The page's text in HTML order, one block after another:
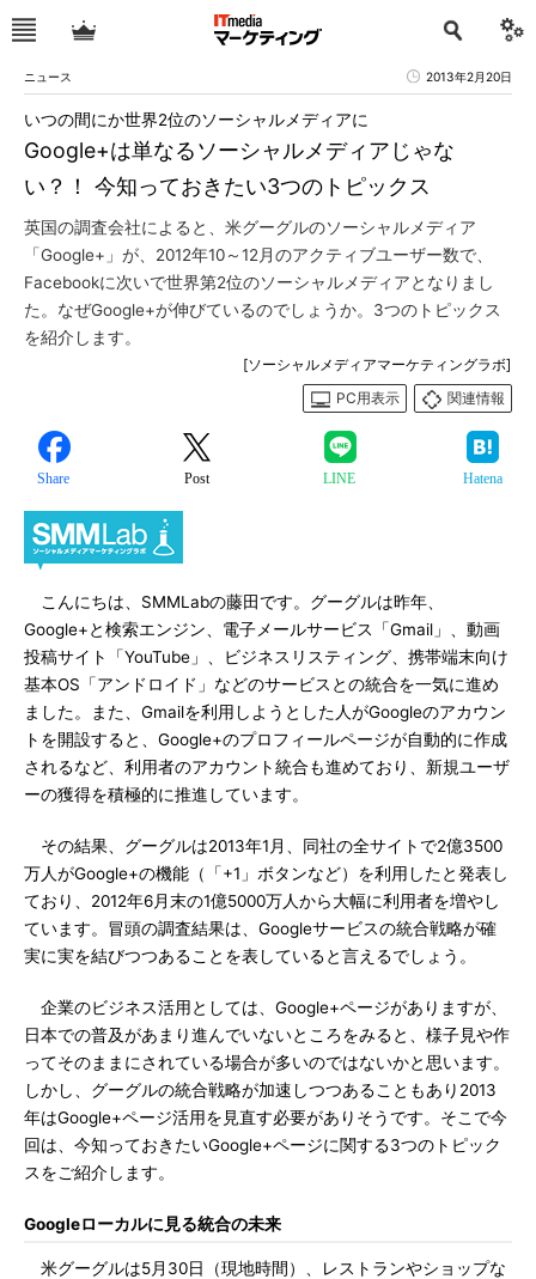
ニュース 2013年2月20日
Google+は単なるソーシャルメディアじゃな
い？！ 今知っておきたい3つのトピックス
いつの間にか世界2位のソーシャルメディアに
英国の調査会社によると、米グーグルのソーシャルメディア
「Google+」が、2012年10～12月のアクティブユーザー数で、
Facebookに次いで世界第2位のソーシャルメディアとなりまし
た。なぜGoogle+が伸びているのでしょうか。3つのトピックス
を紹介します。
[ソーシャルメディアマーケティングラボ]
PC用表示
関連情報
Share Post LINE Hatena
こんにちは、SMMLabの藤田です。グーグルは昨年、
Google+と検索エンジン、電子メールサービス「Gmail」、動画
投稿サイト「YouTube」、ビジネスリスティング、携帯端末向け
基本OS「アンドロイド」などのサービスとの統合を一気に進め
ました。また、Gmailを利用しようとした人がGoogleのアカウン
トを開設すると、Google+のプロフィールページが自動的に作成
されるなど、利用者のアカウント統合も進めており、新規ユーザ
ーの獲得を積極的に推進しています。
その結果、グーグルは2013年1月、同社の全サイトで2億3500
万人がGoogle+の機能（「+1」ボタンなど）を利用したと発表し
ており、2012年6月末の1億5000万人から大幅に利用者を増やし
ています。冒頭の調査結果は、Googleサービスの統合戦略が確
実に実を結びつつあることを表していると言えるでしょう。
企業のビジネス活用としては、Google+ページがありますが、
日本での普及があまり進んでいないところをみると、様子見や作
ってそのままにされている場合が多いのではないかと思います。
しかし、グーグルの統合戦略が加速しつつあることもあり2013
年はGoogle+ページ活用を見直す必要がありそうです。そこで今
回は、今知っておきたいGoogle+ページに関する3つのトピック
スをご紹介します。
Googleローカルに見る統合の未来
米グーグルは5月30日（現地時間）、レストランやショップな